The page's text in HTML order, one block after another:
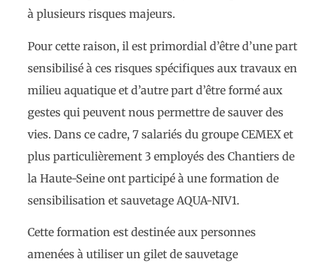
à plusieurs risques majeurs.
Pour cette raison, il est primordial d’être d’une part
sensibilisé à ces risques spécifiques aux travaux en
milieu aquatique et d’autre part d’être formé aux
gestes qui peuvent nous permettre de sauver des
vies. Dans ce cadre, 7 salariés du groupe CEMEX et
plus particulièrement 3 employés des Chantiers de
la Haute-Seine ont participé à une formation de
sensibilisation et sauvetage AQUA-NIV1.
Cette formation est destinée aux personnes
amenées à utiliser un gilet de sauvetage